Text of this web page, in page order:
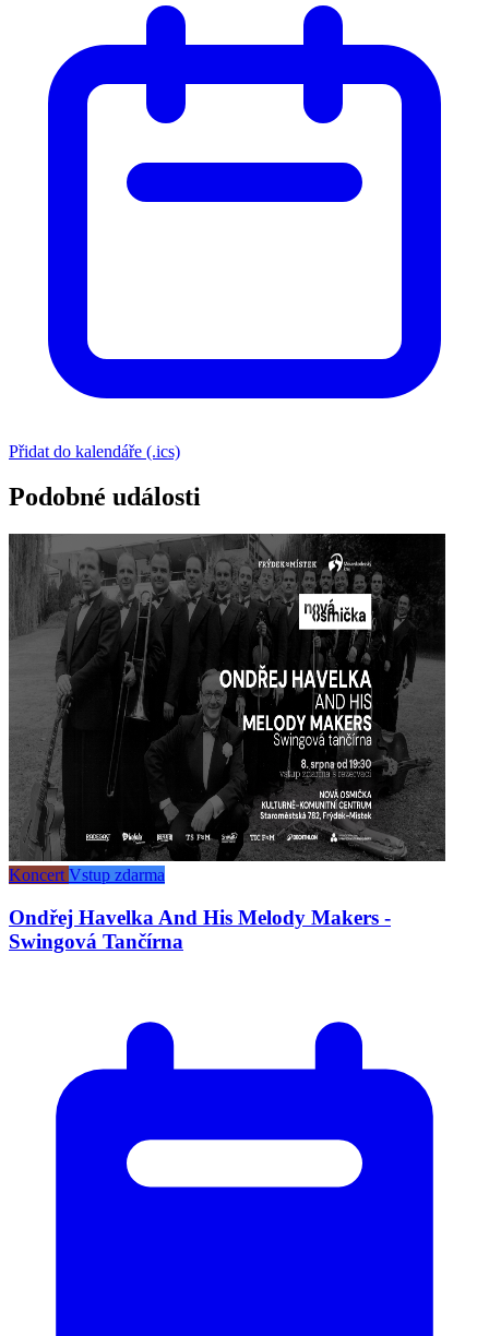
Přidat do kalendáře (.ics)
Podobné události
Koncert Vstup zdarma
Ondřej Havelka And His Melody Makers -
Swingová Tančírna